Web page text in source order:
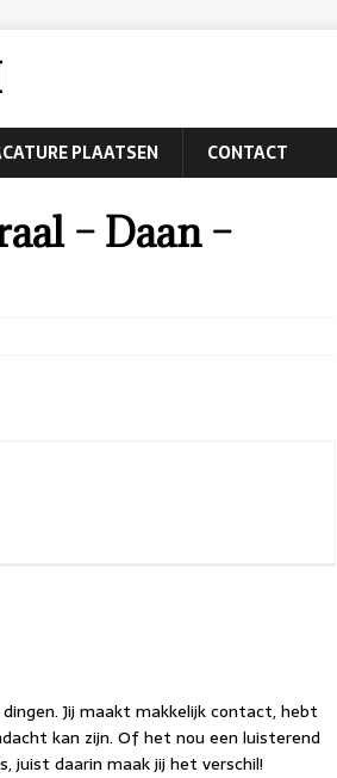
PLAATSEN CONTACT
– Daan –
Jij maakt makkelijk contact, hebt
kan zijn. Of het nou een luisterend
juist daarin maak jij het verschil!